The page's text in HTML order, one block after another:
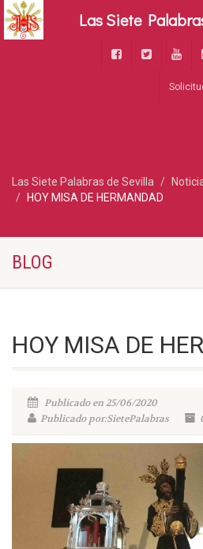
Las Siete Palabras de Sevilla
HOY MISA DE HERMANDAD
BLOG
HOY MISA DE
Publicado en 25/06/2020
Publicado por:SietePalabras
Las Siete